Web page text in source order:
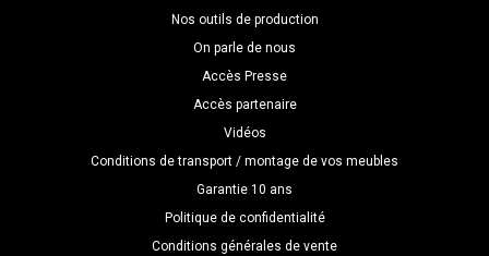
Nos outils de production
On parle de nous
Accès Presse
Accès partenaire
Vidéos
Conditions de transport / montage de vos meubles
Garantie 10 ans
Politique de confidentialité
Conditions générales de vente